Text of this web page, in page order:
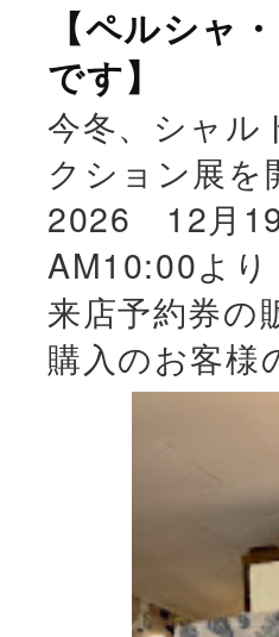
【ペルシャ
です】
今冬、シャル
クション展
2026 12月19
AM10:00よ
来店予約券の
購入のお客様